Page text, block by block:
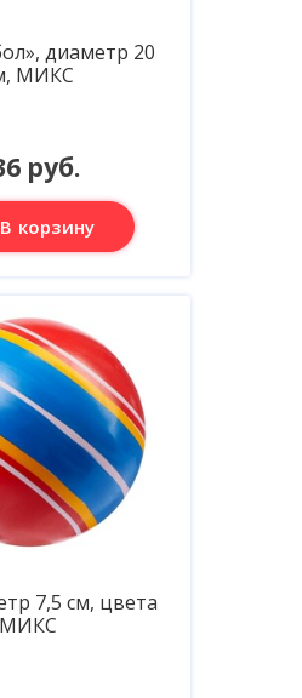
диаметр 20
МИКС
руб.
В корзину
7,5 см, цвета
МИКС